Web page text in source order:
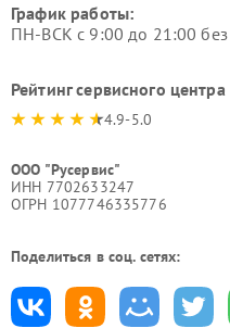
График работы:
ПН-ВСК с 9:00 до 21:00
Рейтинг сервисного центра
4.9-5.0
ООО "Русервис"
ИНН 7702633247
ОГРН 1077746335776
Поделиться в соц. сетях: